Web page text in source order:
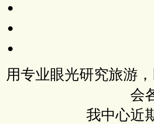
用专业眼光研究旅游
会
我中心近